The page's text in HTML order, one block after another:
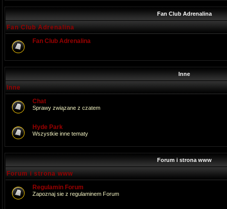
Fan Club Adrenalina
Fan Club Adrenalina
Fan Club Adrenalina
Inne
Inne
Chat
Sprawy związane z czatem
Hyde Park
Wszystkie inne tematy
Forum i strona www
Forum i strona www
Regulamin Forum
Zapoznaj sie z regulaminem Forum